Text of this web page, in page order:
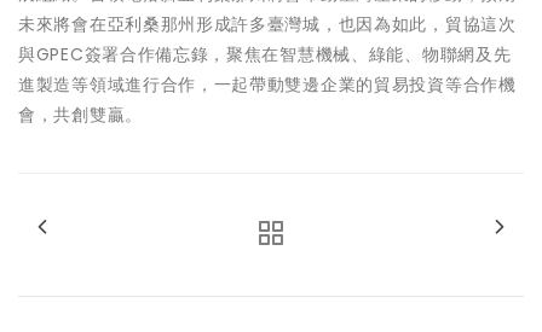
未來將會在亞利桑那州形成許多臺灣城，也因為如此，貿協這次
與GPEC簽署合作備忘錄，聚焦在智慧機械、綠能、物聯網及先
進製造等領域進行合作，一起帶動雙邊企業的貿易投資等合作機
會，共創雙贏。